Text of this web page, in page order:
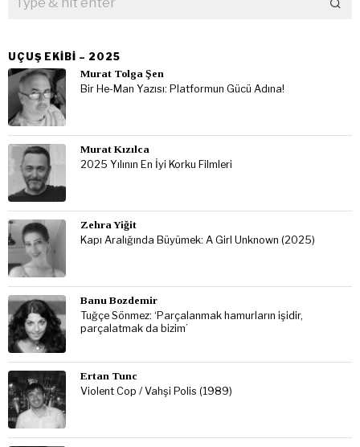
UÇUŞ EKIBI – 2025
Murat Tolga Şen
Bir He-Man Yazısı: Platformun Gücü Adına!
Murat Kızılca
2025 Yılının En İyi Korku Filmleri
Zehra Yiğit
Kapı Aralığında Büyümek: A Girl Unknown (2025)
Banu Bozdemir
Tuğçe Sönmez: ‘Parçalanmak hamurların işidir,
parçalatmak da bizim’
Ertan Tunc
Violent Cop / Vahşi Polis (1989)